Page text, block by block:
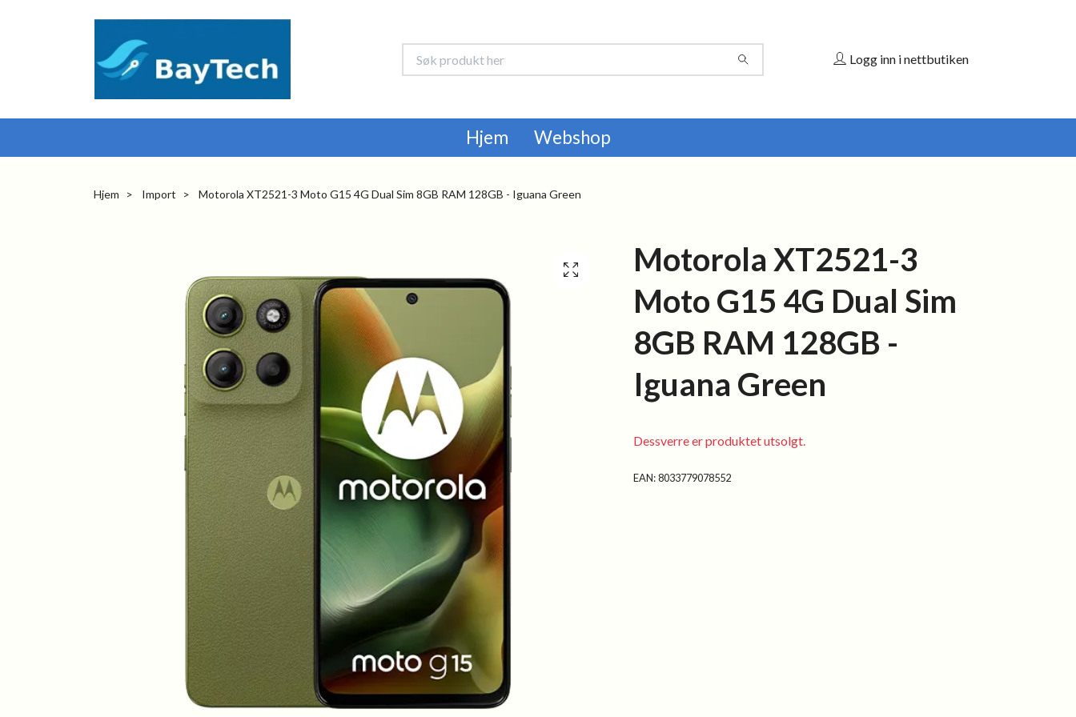
Logg inn i nettbutiken
Hjem Webshop
Hjem Import Motorola XT2521-3 Moto G15 4G Dual Sim 8GB RAM 128GB - Iguana Green
Motorola XT2521-3
Moto G15 4G Dual Sim
8GB RAM 128GB -
Iguana Green
Dessverre er produktet utsolgt.
EAN:8033779078552